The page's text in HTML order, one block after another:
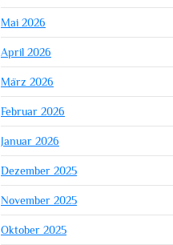
Mai 2026
April 2026
März 2026
Februar 2026
Januar 2026
Dezember 2025
November 2025
Oktober 2025